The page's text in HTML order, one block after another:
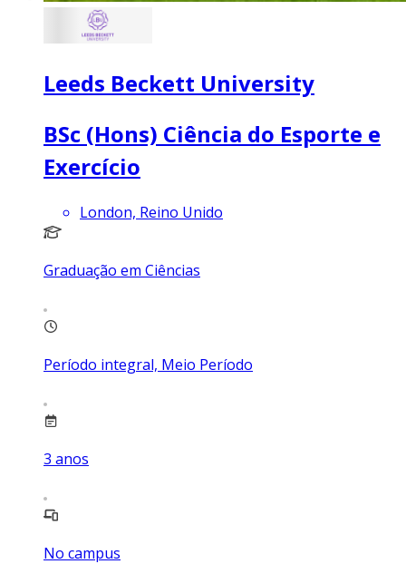
Leeds Beckett University
BSc (Hons) Ciência do Esporte e
Exercício
London, Reino Unido
Graduação em Ciências
Período integral, Meio Período
3 anos
No campus